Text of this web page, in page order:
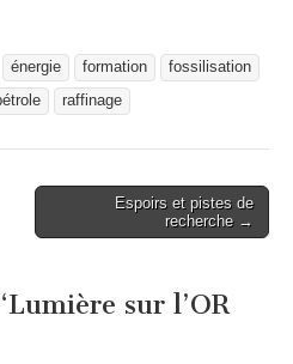
énergie formation
fossilisation
raffinage
Espoirs et pistes de
recherche →
Lumière sur l’OR